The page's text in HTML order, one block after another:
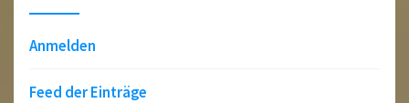
Anmelden
Feed der Einträge